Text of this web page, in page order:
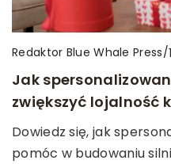
Redaktor Blue Whale Press/
Jak
zwiększyć lojalność
Dowiedz się, jak
pomóc w budowaniu